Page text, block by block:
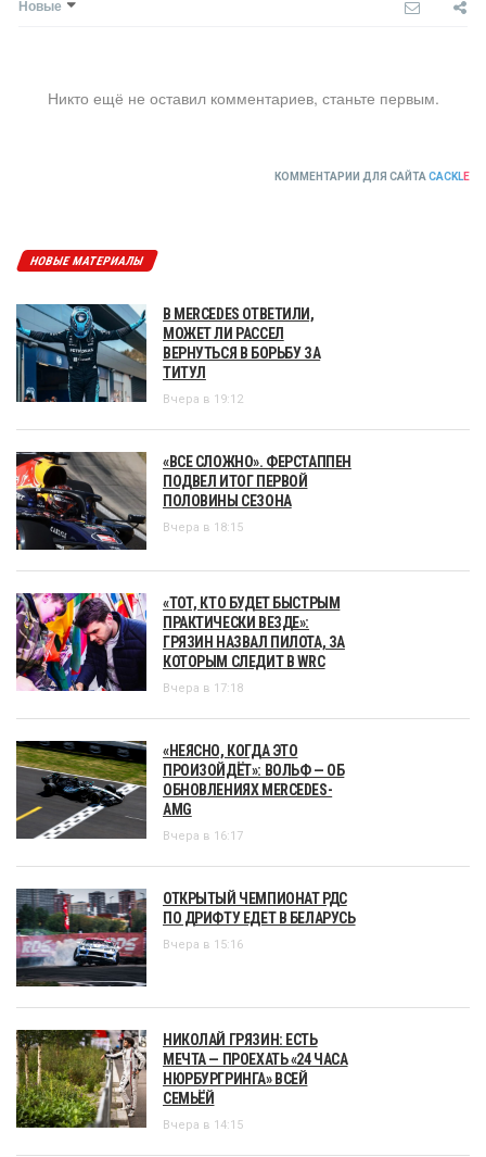
Новые
Никто ещё не оставил комментариев, станьте первым.
КОММЕНТАРИИ ДЛЯ САЙТА CACKLE
НОВЫЕ МАТЕРИАЛЫ
В MERCEDES ОТВЕТИЛИ,
МОЖЕТ ЛИ РАССЕЛ
ВЕРНУТЬСЯ В БОРЬБУ ЗА
ТИТУЛ
Вчера в 19:12
«ВСЕ СЛОЖНО». ФЕРСТАППЕН
ПОДВЕЛ ИТОГ ПЕРВОЙ
ПОЛОВИНЫ СЕЗОНА
Вчера в 18:15
«ТОТ, КТО БУДЕТ БЫСТРЫМ
ПРАКТИЧЕСКИ ВЕЗДЕ»:
ГРЯЗИН НАЗВАЛ ПИЛОТА, ЗА
КОТОРЫМ СЛЕДИТ В WRC
Вчера в 17:18
«НЕЯСНО, КОГДА ЭТО
ПРОИЗОЙДЁТ»: ВОЛЬФ — ОБ
ОБНОВЛЕНИЯХ MERCEDES-
AMG
Вчера в 16:17
ОТКРЫТЫЙ ЧЕМПИОНАТ РДС
ПО ДРИФТУ ЕДЕТ В БЕЛАРУСЬ
Вчера в 15:16
НИКОЛАЙ ГРЯЗИН: ЕСТЬ
МЕЧТА — ПРОЕХАТЬ «24 ЧАСА
НЮРБУРГРИНГА» ВСЕЙ
СЕМЬЁЙ
Вчера в 14:15